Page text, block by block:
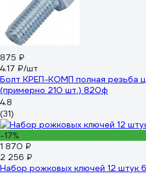
875 ₽
4.17 ₽/шт
Болт КРЕП-КОМП полная резьба
(примерно 210 шт.) 820ф
4.8
(31)
-17%
1 870 ₽
2 256 ₽
Набор рожковых ключей 12 штук